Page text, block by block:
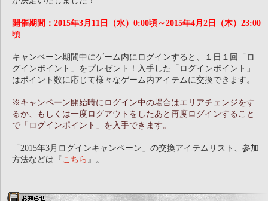
開催期間：2015年3月11日（水）0:00頃～2015年4月2日（木）23:00
頃
キャンペーン期間中にゲーム内にログインすると、１日１回「ロ
グインポイント」をプレゼント！入手した「ログインポイント」
はポイント数に応じて様々なゲーム内アイテムに交換できます。
※キャンペーン開始時にログイン中の場合はエリアチェンジをす
るか、もしくは一度ログアウトをしたあと再度ログインすること
で「ログインポイント」を入手できます。
「2015年3月ログインキャンペーン」の交換アイテムリスト、参加
方法などは『 こちら 』。